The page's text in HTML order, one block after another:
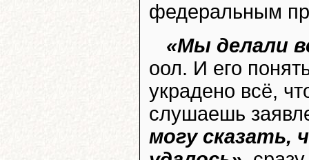
федеральным
«Мы делали
оол. И его
украдено всё,
слушаешь
могу сказать,